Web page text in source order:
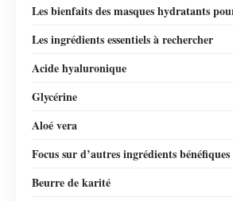
Les bienfaits des masques hydratants
Les ingrédients essentiels à rechercher
Acide hyaluronique
Glycérine
Aloé vera
Focus sur d’autres ingrédients bénéfiques
Beurre de karité